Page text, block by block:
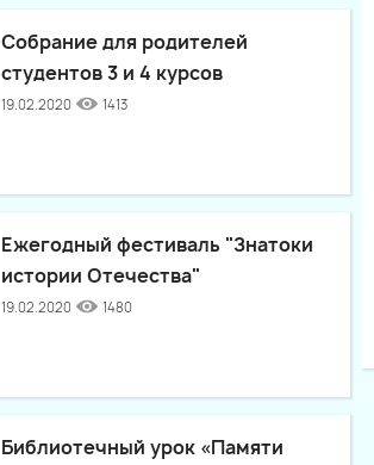
Собрание для родителей
студентов 3 и 4 курсов
19.02.2020 1413
Ежегодный фестиваль "Знатоки
истории Отечества"
19.02.2020 1480
Библиотечный урок «Памяти